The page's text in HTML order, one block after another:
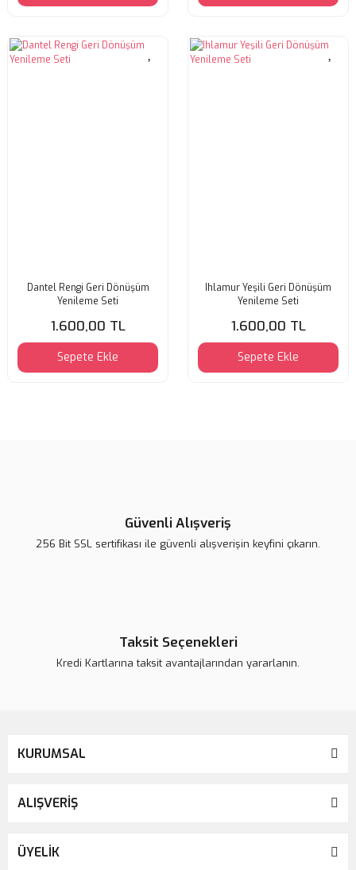
Dantel Rengi Geri Dönüşüm
Yenileme Seti
1.600,00 TL
Sepete Ekle
Ihlamur Yeşili Geri Dönüşüm
Yenileme Seti
1.600,00 TL
Sepete Ekle
Güvenli Alışveriş
256 Bit SSL sertifikası ile güvenli alışverişin keyfini çıkarın.
Taksit Seçenekleri
Kredi Kartlarına taksit avantajlarından yararlanın.
KURUMSAL
ALIŞVERİŞ
ÜYELİK